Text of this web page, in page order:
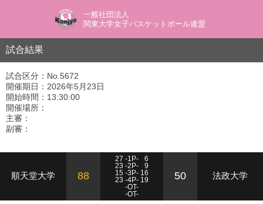
一般社団法人
関東大学女子バスケットボール連盟
試合結果
試合区分：No.5672
開催期日：2026年5月23日
開始時間：13:30:00
開催場所：
主審：
副審：
順天堂大学 88
27 -1P-
6
23 -2P-
9
15 -3P- 16
23 -4P- 19
-OT-
-OT-
50 法政大学